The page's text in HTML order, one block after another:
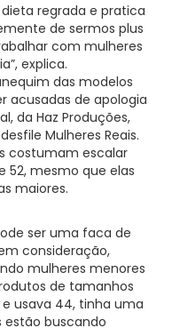
regrada e pratica
de sermos plus
com mulheres
explica.
das modelos
acusadas de apologia
da Haz Produções,
Mulheres Reais.
costumam escalar
52, mesmo que elas
maiores.
ser uma faca de
consideração,
mulheres menores
de tamanhos
usava 44, tinha uma
estão buscando